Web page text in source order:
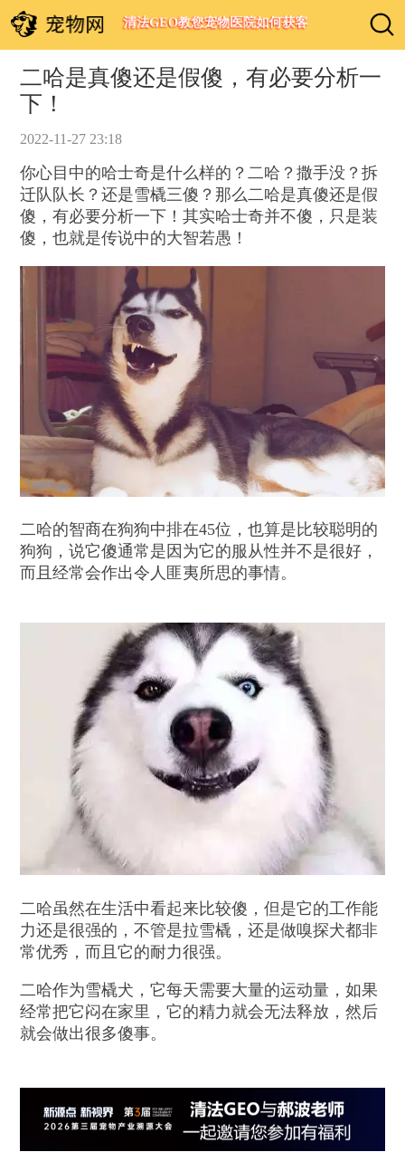
清法GEO教您宠物医院如何获客
二哈是真傻还是假傻，有必要分析一
下！
2022-11-27 23:18
你心目中的哈士奇是什么样的？二哈？撒手没？拆
迁队队长？还是雪橇三傻？那么二哈是真傻还是假
傻，有必要分析一下！其实哈士奇并不傻，只是装
傻，也就是传说中的大智若愚！
二哈的智商在狗狗中排在45位，也算是比较聪明的
狗狗，说它傻通常是因为它的服从性并不是很好，
而且经常会作出令人匪夷所思的事情。
二哈虽然在生活中看起来比较傻，但是它的工作能
力还是很强的，不管是拉雪橇，还是做嗅探犬都非
常优秀，而且它的耐力很强。
二哈作为雪橇犬，它每天需要大量的运动量，如果
经常把它闷在家里，它的精力就会无法释放，然后
就会做出很多傻事。